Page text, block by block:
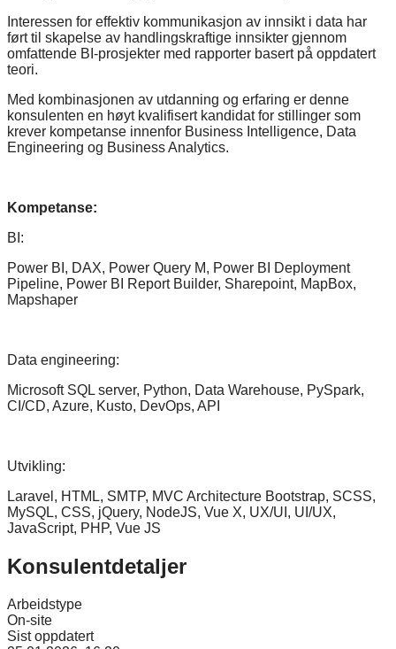
Interessen for effektiv kommunikasjon av innsikt i data har
ført til skapelse av handlingskraftige innsikter gjennom
omfattende BI-prosjekter med rapporter basert på oppdatert
teori.
Med kombinasjonen av utdanning og erfaring er denne
konsulenten en høyt kvalifisert kandidat for stillinger som
krever kompetanse innenfor Business Intelligence, Data
Engineering og Business Analytics.
Kompetanse:
BI:
Power BI, DAX, Power Query M, Power BI Deployment
Pipeline, Power BI Report Builder, Sharepoint, MapBox,
Mapshaper
Data engineering:
Microsoft SQL server, Python, Data Warehouse, PySpark,
CI/CD, Azure, Kusto, DevOps, API
Utvikling:
Laravel, HTML, SMTP, MVC Architecture Bootstrap, SCSS,
MySQL, CSS, jQuery, NodeJS, Vue X, UX/UI, UI/UX,
JavaScript, PHP, Vue JS
Konsulentdetaljer
Arbeidstype
On-site
Sist oppdatert